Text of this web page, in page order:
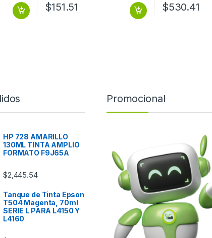
$151.51 $530.41
HP 728 AMARILLO
130ML TINTA AMPLIO
FORMATO F9J65A
$2,445.54
Tanque de Tinta Epson
T504 Magenta, 70ml
SERIE L PARA L4150 Y
L4160
Promocional